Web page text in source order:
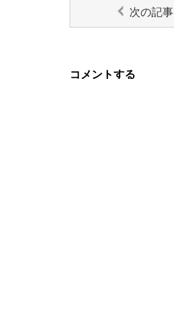
次の記事
コメントする